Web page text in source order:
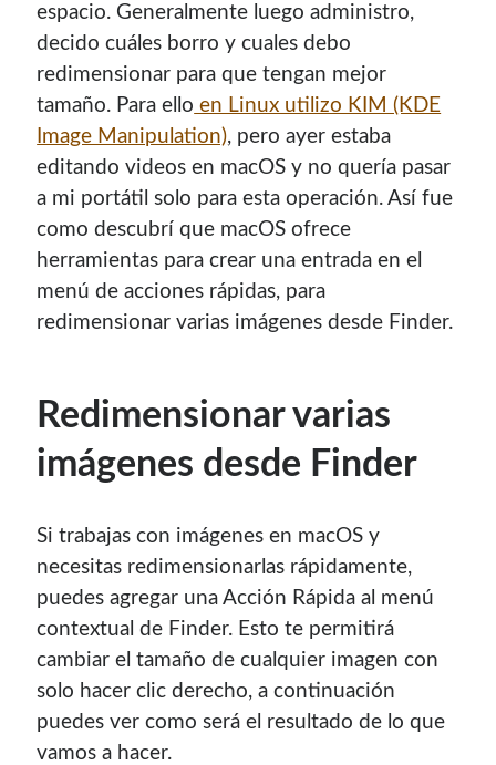
o dar charlas.
Soy graduado de Ing. en Informática de laUNET
clases por 10 años. Como siempre me ha gustado
enseñar, comparto algunas de mis opiniones y
experiencias en el mundo informático en este blog.
Puedes
o leer más sobre mi
mi página profesional.
If you like this website or any of my work, consider to
creating content for this site.
pequeña donación. Me ayudará a invertir tiempo en crear
contenido para este sitio.
Descuentos
espacio. Generalmente luego administro,
decido cuáles borro y cuales debo
redimensionar para que tengan mejor
tamaño. Para ello en Linux utilizo KIM (KDE
Image Manipulation), pero ayer estaba
editando videos en macOS y no quería pasar
a mi portátil solo para esta operación. Así fue
como descubrí que macOS ofrece
herramientas para crear una entrada en el
menú de acciones rápidas, para
redimensionar varias imágenes desde Finder.
Redimensionar varias
imágenes desde Finder
Si trabajas con imágenes en macOS y
necesitas redimensionarlas rápidamente,
puedes agregar una Acción Rápida al menú
contextual de Finder. Esto te permitirá
cambiar el tamaño de cualquier imagen con
solo hacer clic derecho, a continuación
puedes ver como será el resultado de lo que
vamos a hacer.